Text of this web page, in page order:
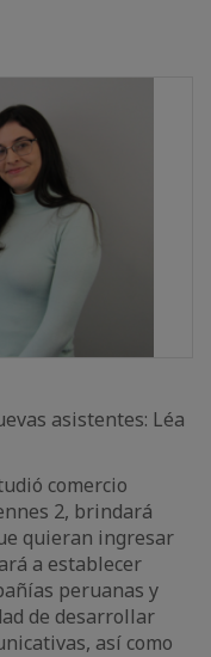
asistentes: Léa
comercio
2, brindará
quieran ingresar
a establecer
peruanas y
de desarrollar
así como